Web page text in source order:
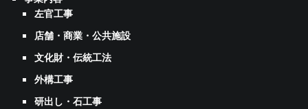
左官工事
店舗・商業・公共施設
文化財・伝統工法
外構工事
研出し・石工事